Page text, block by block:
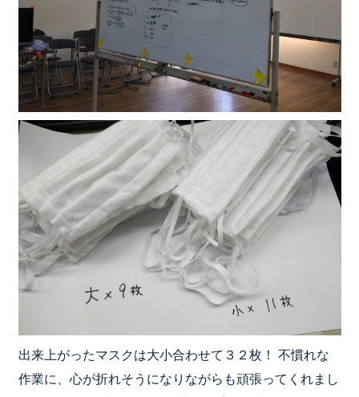
出来上がったマスクは大小合わせて３２枚！ 不慣れな
作業に、心が折れそうになりながらも頑張ってくれまし